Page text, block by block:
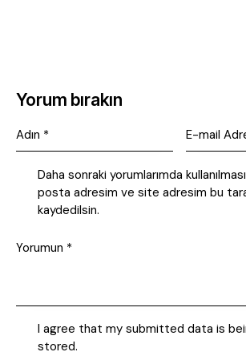
Yorum bırakın
Daha sonraki yorumlarımda
posta adresim ve site adresim bu
kaydedilsin.
I agree that my submitted data is
stored.